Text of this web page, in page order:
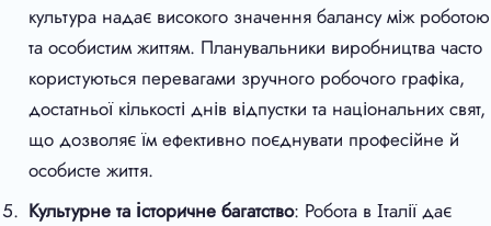
культура надає високого значення балансу між роботою
та особистим життям. Планувальники виробництва часто
користуються перевагами зручного робочого графіка,
достатньої кількості днів відпустки та національних свят,
що дозволяє їм ефективно поєднувати професійне й
особисте життя.
Культурне та історичне багатство: Робота в Італії дає